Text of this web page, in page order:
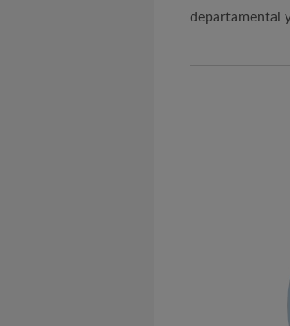
departamental